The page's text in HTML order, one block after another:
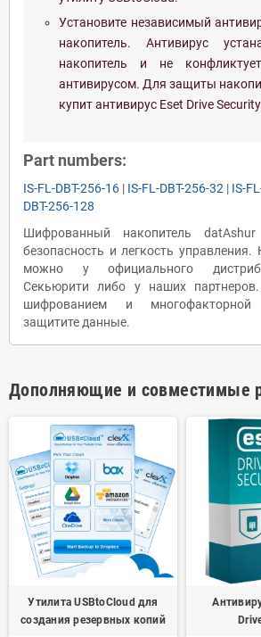
Установите независимый
накопитель. Антивирус
накопитель и не
антивирусом. Для защиты
купит антивирус Eset Drive Security
Part numbers:
IS-FL-DBT-256-16 | IS-FL-DBT-256-32 | IS-
DBT-256-128
Шифрованный накопитель datAshur
безопасность и легкость управления.
можно у официального
Секьюрити либо у наших
шифрованием и многофакторной
защитите данные.
Дополняющие и совместимые
Утилита USBtoCloud для
создания резервных копий